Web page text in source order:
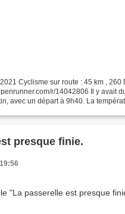
Cyclisme sur route : 45 km , 260
r/14042806 Il y avait
avec un départ à 9h40. La
presque finie.